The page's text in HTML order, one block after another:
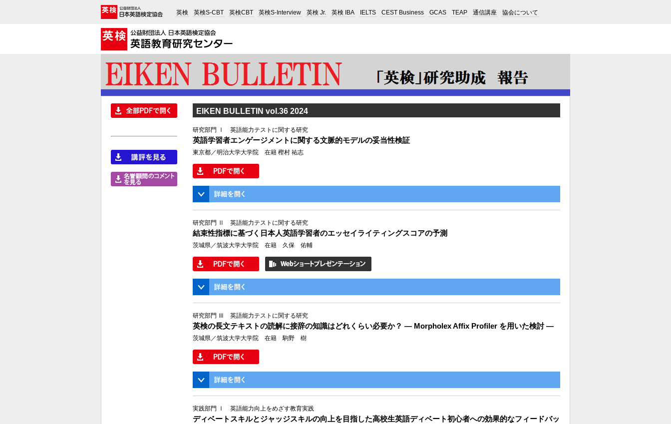
英検 英検S-CBT 英検CBT 英検S-Interview 英検 Jr. 英検 IBA IELTS CEST Business GCAS TEAP 通信講座 協会について
EIKEN BULLETIN vol.36 2024
研究部門 Ⅰ 英語能力テストに関する研究
英語学習者エンゲージメントに関する文脈的モデルの妥当性検証
東京都／明治大学大学院 在籍 樫村 祐志
研究部門 Ⅱ 英語能力テストに関する研究
結束性指標に基づく日本人英語学習者のエッセイライティングスコアの予測
茨城県／筑波大学大学院 在籍 久保 佑輔
研究部門 Ⅲ 英語能力テストに関する研究
英検の長文テキストの読解に接辞の知識はどれくらい必要か？ ― Morpholex Affix Profiler を用いた検討 ―
茨城県／筑波大学大学院 在籍 駒野 樹
実践部門 Ⅰ 英語能力向上をめざす教育実践
ディベートスキルとジャッジスキルの向上を目指した高校生英語ディベート初心者への効果的なフィードバッ